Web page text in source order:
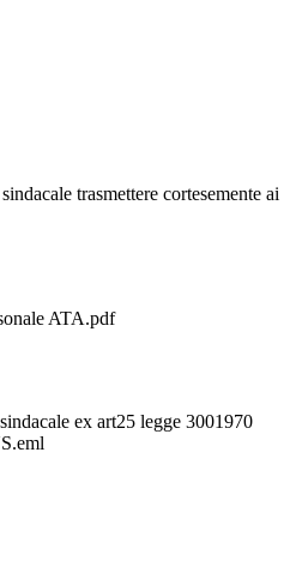
trasmettere cortesemente ai
ATA.pdf
ex art25 legge 3001970